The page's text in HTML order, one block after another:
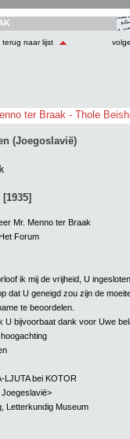
terug naar lijst
ter Braak - Thole
(Joegoslavië)
Mr. Menno ter Braak
Forum
ik mij de vrijheid, U
dat U geneigd zou zijn de
te beoordelen.
U bijvoorbaat dank voor Uwe
LJUTA bei KOTOR
Letterkundig Museum